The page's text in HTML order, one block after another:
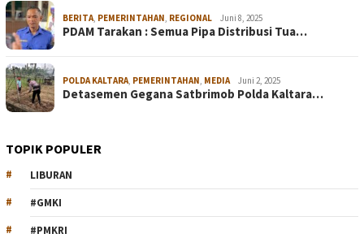
BERITA PEMERINTAHAN REGIONAL Juni 8, 2025
PDAM Tarakan : Semua Pipa Distribusi Tua…
POLDA KALTARA PEMERINTAHAN MEDIA Juni 2, 2025
Detasemen Gegana Satbrimob Polda Kaltara…
TOPIK POPULER
LIBURAN
#GMKI
#PMKRI